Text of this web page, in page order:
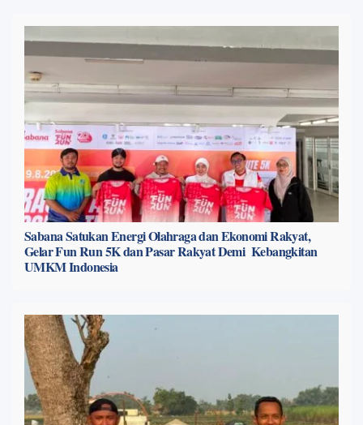
Sabana Satukan Energi Olahraga dan Ekonomi Rakyat,
Gelar Fun Run 5K dan Pasar Rakyat Demi Kebangkitan
UMKM Indonesia